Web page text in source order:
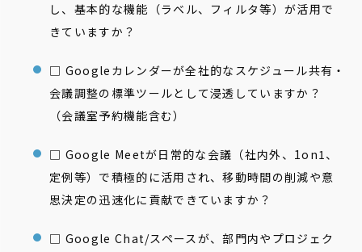
し、基本的な機能（ラベル、フィルタ等）が活用で
きていますか？
□ Googleカレンダーが全社的なスケジュール共有・
会議調整の標準ツールとして浸透していますか？
（会議室予約機能含む）
□ Google Meetが日常的な会議（社内外、1on1、
定例等）で積極的に活用され、移動時間の削減や意
思決定の迅速化に貢献できていますか？
□ Google Chat/スペースが、部門内やプロジェク